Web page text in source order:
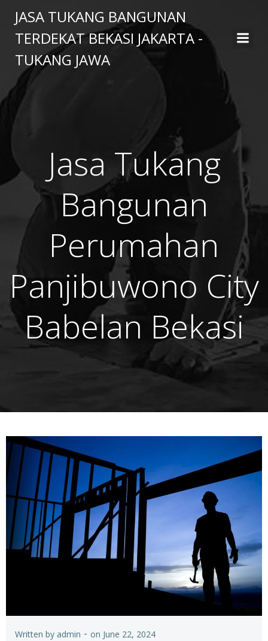
to
content
JASA TUKANG BANGUNAN
TERDEKAT BEKASI JAKARTA -
TUKANG JAWA
Jasa Tukang
Bangunan
Perumahan
Panjibuwono City
Babelan Bekasi
Written by admin - on June 22, 2024